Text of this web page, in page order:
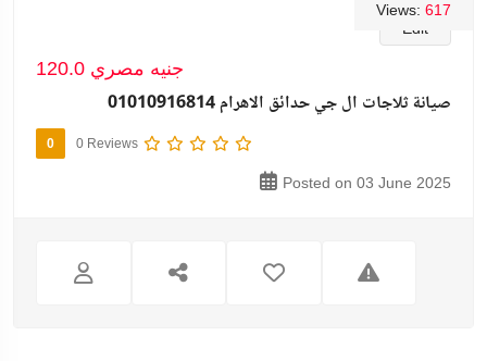
Edit
Views: 617
120.0 جنيه مصري
صيانة ثلاجات ال جي حدائق الاهرام 01010916814
0 0 Reviews
Posted on 03 June 2025